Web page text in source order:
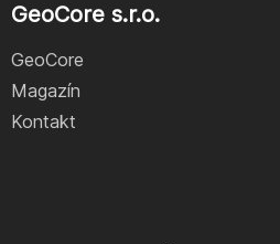
GeoCore s.r.o.
GeoCore
Magazín
Kontakt